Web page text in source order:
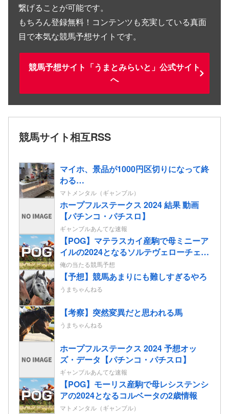
繋げることが可能です。
もちろん登録無料！コンテンツも充実している真面
目で本気な競馬予想サイトです。
競馬予想サイト「うまとみらいと」公式サイト
へ
競馬サイト相互RSS
マイホ、景品が1000円区切りになって終
わる…
マトメンタル（ギャンブル）
ホープフルステークス 2024 結果 動画
【パチンコ・パチスロ】
ギャンブルあんてな速報
【POG】マテラスカイ産駒で母ミニーア
イルの2024となるソルテヴェローチェの
2歳情報
俺の当たる競馬予想
【予想】競馬あまりにも難しすぎるやろ
うまちゃんねる
【考察】突然変異だと思われる馬
うまちゃんねる
ホープフルステークス 2024 予想オッ
ズ・データ【パチンコ・パチスロ】
ギャンブルあんてな速報
【POG】モーリス産駒で母レシステンシ
アの2024となるコルベータの2歳情報
マトメンタル（ギャンブル）